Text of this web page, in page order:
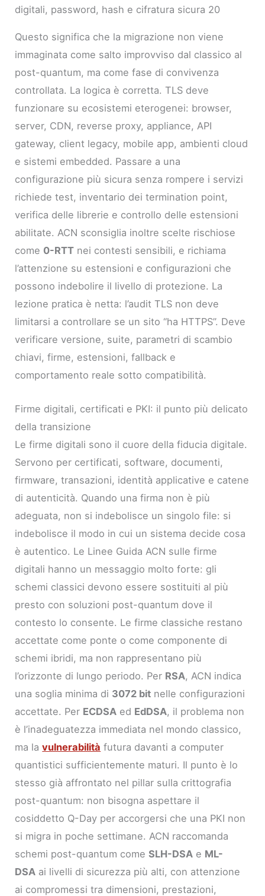
digitali, password, hash e cifratura sicura 20
Questo significa che la migrazione non viene
immaginata come salto improvviso dal classico al
post-quantum, ma come fase di convivenza
controllata. La logica è corretta. TLS deve
funzionare su ecosistemi eterogenei: browser,
server, CDN, reverse proxy, appliance, API
gateway, client legacy, mobile app, ambienti cloud
e sistemi embedded. Passare a una
configurazione più sicura senza rompere i servizi
richiede test, inventario dei termination point,
verifica delle librerie e controllo delle estensioni
abilitate. ACN sconsiglia inoltre scelte rischiose
come 0-RTT nei contesti sensibili, e richiama
l’attenzione su estensioni e configurazioni che
possono indebolire il livello di protezione. La
lezione pratica è netta: l’audit TLS non deve
limitarsi a controllare se un sito “ha HTTPS”. Deve
verificare versione, suite, parametri di scambio
chiavi, firme, estensioni, fallback e
comportamento reale sotto compatibilità.
Firme digitali, certificati e PKI: il punto più delicato
della transizione
Le firme digitali sono il cuore della fiducia digitale.
Servono per certificati, software, documenti,
firmware, transazioni, identità applicative e catene
di autenticità. Quando una firma non è più
adeguata, non si indebolisce un singolo file: si
indebolisce il modo in cui un sistema decide cosa
è autentico. Le Linee Guida ACN sulle firme
digitali hanno un messaggio molto forte: gli
schemi classici devono essere sostituiti al più
presto con soluzioni post-quantum dove il
contesto lo consente. Le firme classiche restano
accettate come ponte o come componente di
schemi ibridi, ma non rappresentano più
l’orizzonte di lungo periodo. Per RSA, ACN indica
una soglia minima di 3072 bit nelle configurazioni
accettate. Per ECDSA ed EdDSA, il problema non
è l’inadeguatezza immediata nel mondo classico,
ma lavulnerabilità futura davanti a computer
quantistici sufficientemente maturi. Il punto è lo
stesso già affrontato nel pillar sulla crittografia
post-quantum: non bisogna aspettare il
cosiddetto Q-Day per accorgersi che una PKI non
si migra in poche settimane. ACN raccomanda
schemi post-quantum comeSLH-DSA e ML-
DSA ai livelli di sicurezza più alti, con attenzione
ai compromessi tra dimensioni, prestazioni,